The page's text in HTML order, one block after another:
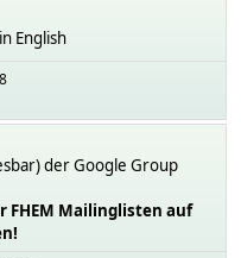
English
der Google Group
FHEM Mailinglisten auf